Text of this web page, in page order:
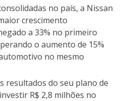
no país, a Nissan
crescimento
a 33% no primeiro
o aumento de 15%
no mesmo
resultados do seu plano de
R$ 2,8 milhões no